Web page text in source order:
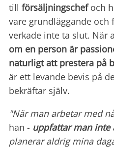
till försäljningschefoch
vare grundläggande och
verkade inte ta slut. När
om en person är
naturligt att prestera på
är ett levande bevis på
bekräftar själv.
"När man arbetar med
han - uppfattar man inte
planerar aldrig mina